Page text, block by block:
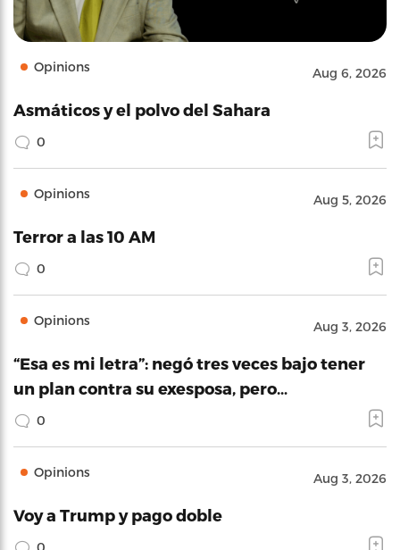
Opinions Aug 6, 2026
Asmáticos y el polvo del Sahara
0
Opinions Aug 5, 2026
Terror a las 10 AM
0
Opinions Aug 3, 2026
“Esa es mi letra”: negó tres veces bajo tener
un plan contra su exesposa, pero…
0
Opinions Aug 3, 2026
Voy a Trump y pago doble
0